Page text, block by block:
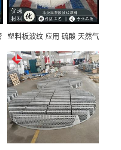
塑料板波纹 应用 硫酸 天然气